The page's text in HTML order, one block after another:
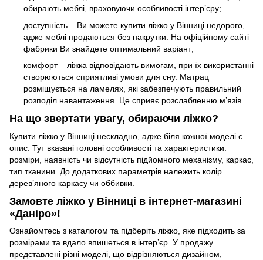
обирають меблі, враховуючи особливості інтер’єру;
доступність – Ви можете купити ліжко у Вінниці недорого,
адже меблі продаються без накрутки. На офіційному сайті
фабрики Ви знайдете оптимальний варіант;
комфорт – ліжка відповідають вимогам, при їх використанні
створюються сприятливі умови для сну. Матрац
розміщується на ламелях, які забезпечують правильний
розподіл навантаження. Це сприяє розслабленню м’язів.
На що звертати увагу, обираючи ліжко?
Купити ліжко у Вінниці нескладно, адже біля кожної моделі є
опис. Тут вказані головні особливості та характеристики:
розміри, наявність чи відсутність підйомного механізму, каркас,
тип тканини. До додаткових параметрів належить колір
дерев’яного каркасу чи оббивки.
Замовте ліжко у Вінниці в інтернет-магазині
«Даніро»!
Ознайомтесь з каталогом та підберіть ліжко, яке підходить за
розмірами та вдало впишеться в інтер’єр. У продажу
представлені різні моделі, що відрізняються дизайном,